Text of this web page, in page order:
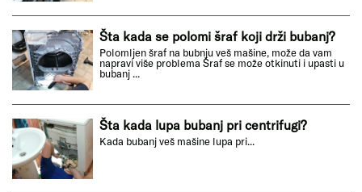
Šta kada se polomi šraf koji drži bubanj?
Polomljen šraf na bubnju veš mašine, može da vam
napravi više problema Šraf se može otkinuti i upasti u
bubanj ...
Šta kada lupa bubanj pri centrifugi?
Kada bubanj veš mašine lupa pri...